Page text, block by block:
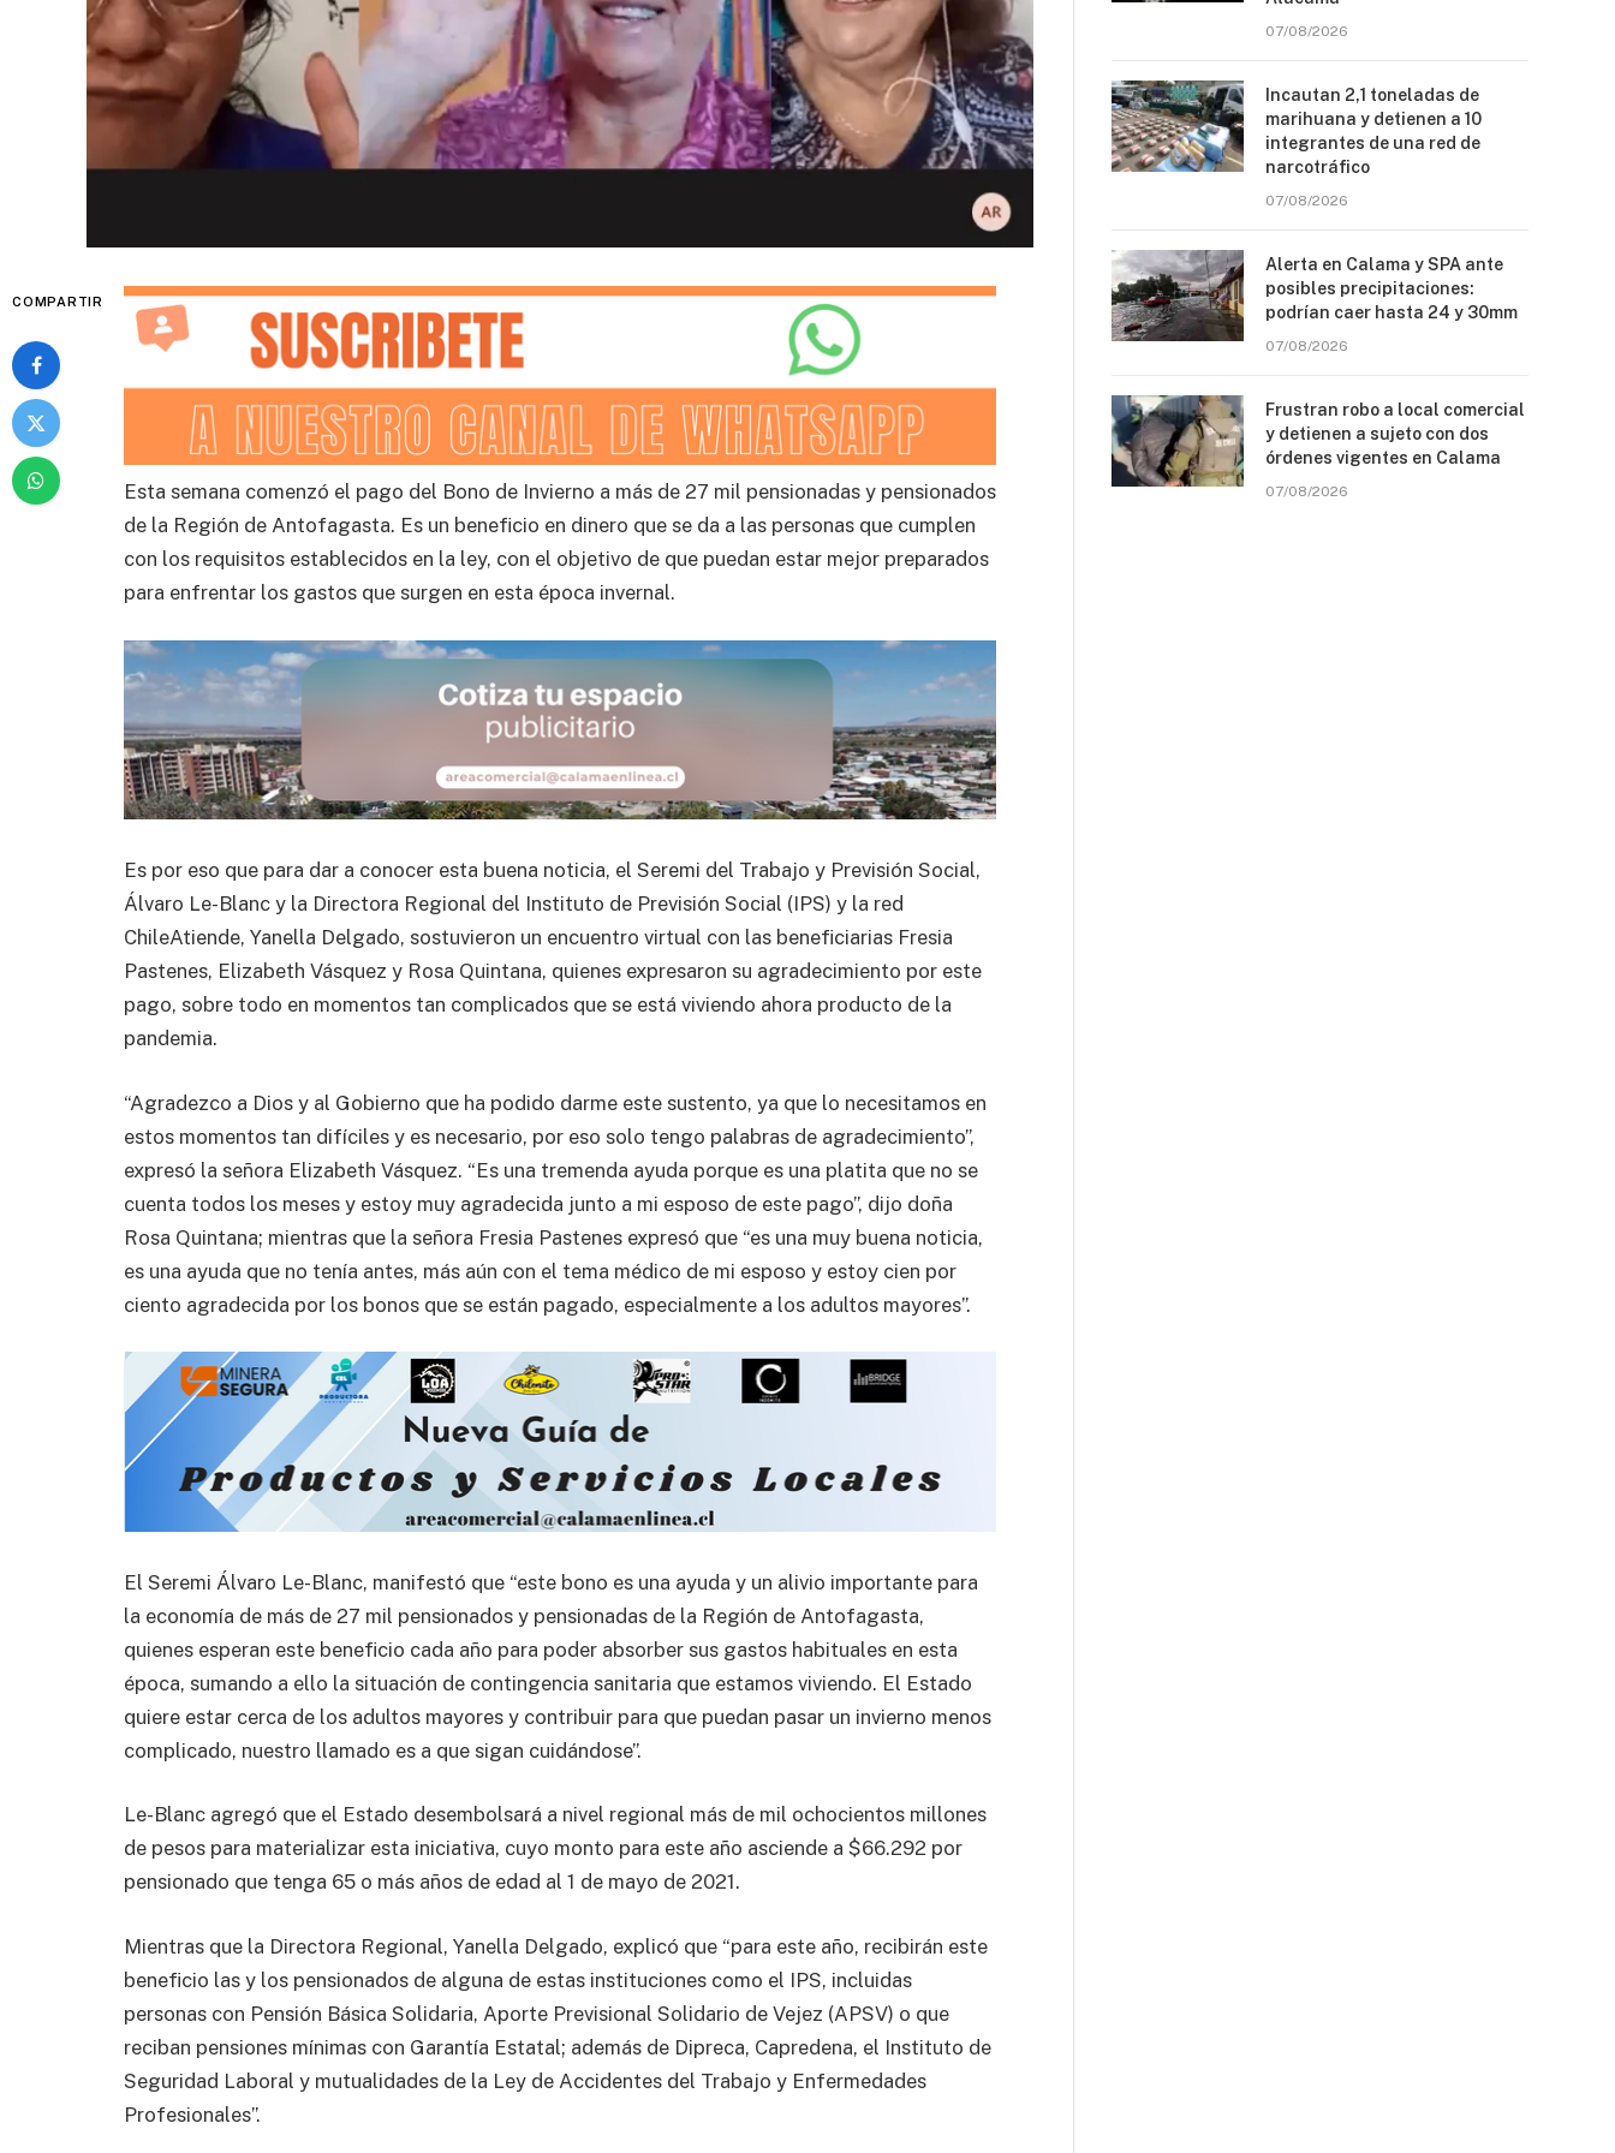
COMPARTIR
Esta semana comenzó el pago del Bono de Invierno a más de 27 mil pensionadas y pensionados
de la Región de Antofagasta. Es un beneficio en dinero que se da a las personas que cumplen
con los requisitos establecidos en la ley, con el objetivo de que puedan estar mejor preparados
para enfrentar los gastos que surgen en esta época invernal.
Es por eso que para dar a conocer esta buena noticia, el Seremi del Trabajo y Previsión Social,
Álvaro Le-Blanc y la Directora Regional del Instituto de Previsión Social (IPS) y la red
ChileAtiende, Yanella Delgado, sostuvieron un encuentro virtual con las beneficiarias Fresia
Pastenes, Elizabeth Vásquez y Rosa Quintana, quienes expresaron su agradecimiento por este
pago, sobre todo en momentos tan complicados que se está viviendo ahora producto de la
pandemia.
“Agradezco a Dios y al Gobierno que ha podido darme este sustento, ya que lo necesitamos en
estos momentos tan difíciles y es necesario, por eso solo tengo palabras de agradecimiento”,
expresó la señora Elizabeth Vásquez. “Es una tremenda ayuda porque es una platita que no se
cuenta todos los meses y estoy muy agradecida junto a mi esposo de este pago”, dijo doña
Rosa Quintana; mientras que la señora Fresia Pastenes expresó que “es una muy buena noticia,
es una ayuda que no tenía antes, más aún con el tema médico de mi esposo y estoy cien por
ciento agradecida por los bonos que se están pagado, especialmente a los adultos mayores”.
El Seremi Álvaro Le-Blanc, manifestó que “este bono es una ayuda y un alivio importante para
la economía de más de 27 mil pensionados y pensionadas de la Región de Antofagasta,
quienes esperan este beneficio cada año para poder absorber sus gastos habituales en esta
época, sumando a ello la situación de contingencia sanitaria que estamos viviendo. El Estado
quiere estar cerca de los adultos mayores y contribuir para que puedan pasar un invierno menos
complicado, nuestro llamado es a que sigan cuidándose”.
Le-Blanc agregó que el Estado desembolsará a nivel regional más de mil ochocientos millones
de pesos para materializar esta iniciativa, cuyo monto para este año asciende a $66.292 por
pensionado que tenga 65 o más años de edad al 1 de mayo de 2021.
Mientras que la Directora Regional, Yanella Delgado, explicó que “para este año, recibirán este
beneficio las y los pensionados de alguna de estas instituciones como el IPS, incluidas
personas con Pensión Básica Solidaria, Aporte Previsional Solidario de Vejez (APSV) o que
reciban pensiones mínimas con Garantía Estatal; además de Dipreca, Capredena, el Instituto de
Seguridad Laboral y mutualidades de la Ley de Accidentes del Trabajo y Enfermedades
Profesionales”.
07/08/2026
Incautan 2,1 toneladas de
marihuana y detienen a 10
integrantes de una red de
narcotráfico
07/08/2026
Alerta en Calama y SPA ante
posibles precipitaciones:
podrían caer hasta 24 y 30mm
07/08/2026
Frustran robo a local comercial
y detienen a sujeto con dos
órdenes vigentes en Calama
07/08/2026